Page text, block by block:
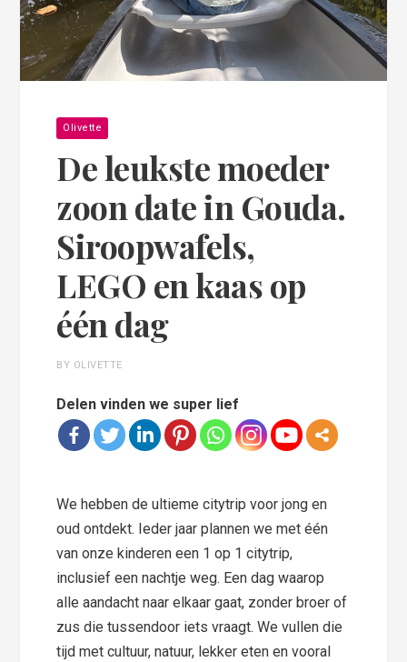
Olivette
De leukste moeder
zoon date in Gouda.
Siroopwafels,
LEGO en kaas op
één dag
BY OLIVETTE
Delen vinden we super lief
We hebben de ultieme citytrip voor jong en
oud ontdekt. Ieder jaar plannen we met één
van onze kinderen een 1 op 1 citytrip,
inclusief een nachtje weg. Een dag waarop
alle aandacht naar elkaar gaat, zonder broer of
zus die tussendoor iets vraagt. We vullen die
tijd met cultuur, natuur, lekker eten en vooral